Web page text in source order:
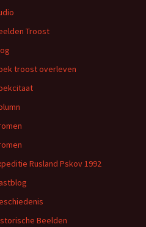
Troost
troost overleven
Rusland Pskov 1992
Beelden